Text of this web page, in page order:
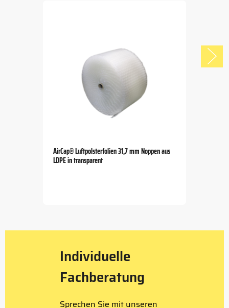
AirCap® Luftpolsterfolien 31,7 mm Noppen aus
LDPE in transparent
Individuelle
Fachberatung
Sprechen Sie mit unseren